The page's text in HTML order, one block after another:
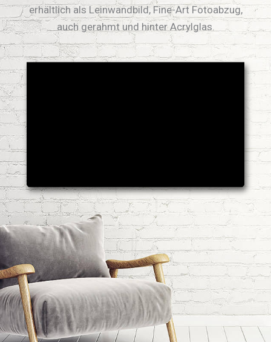
erhältlich als Leinwandbild, Fine-Art Fotoabzug,
auch gerahmt und hinter Acrylglas.